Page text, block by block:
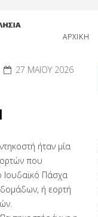
ΑΡΧΙΚΉ
27 ΜΑΪ́ΟΥ 2026
ήταν μία
που
Ιουδαϊκό Πάσχα
ή εορτή